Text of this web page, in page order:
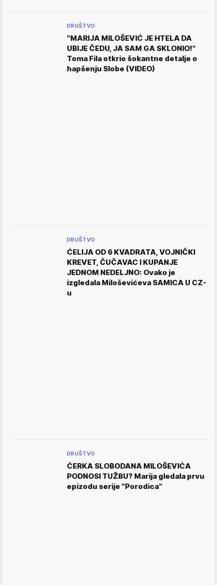
DRUŠTVO
"MARIJA MILOŠEVIĆ JE HTELA DA
UBIJE ČEDU, JA SAM GA SKLONIO!"
Toma Fila otkrio šokantne detalje o
hapšenju Slobe (VIDEO)
DRUŠTVO
ĆELIJA OD 6 KVADRATA, VOJNIČKI
KREVET, ČUČAVAC I KUPANJE
JEDNOM NEDELJNO: Ovako je
izgledala Miloševićeva SAMICA U CZ-
u
DRUŠTVO
ĆERKA SLOBODANA MILOŠEVIĆA
PODNOSI TUŽBU? Marija gledala prvu
epizodu serije "Porodica"